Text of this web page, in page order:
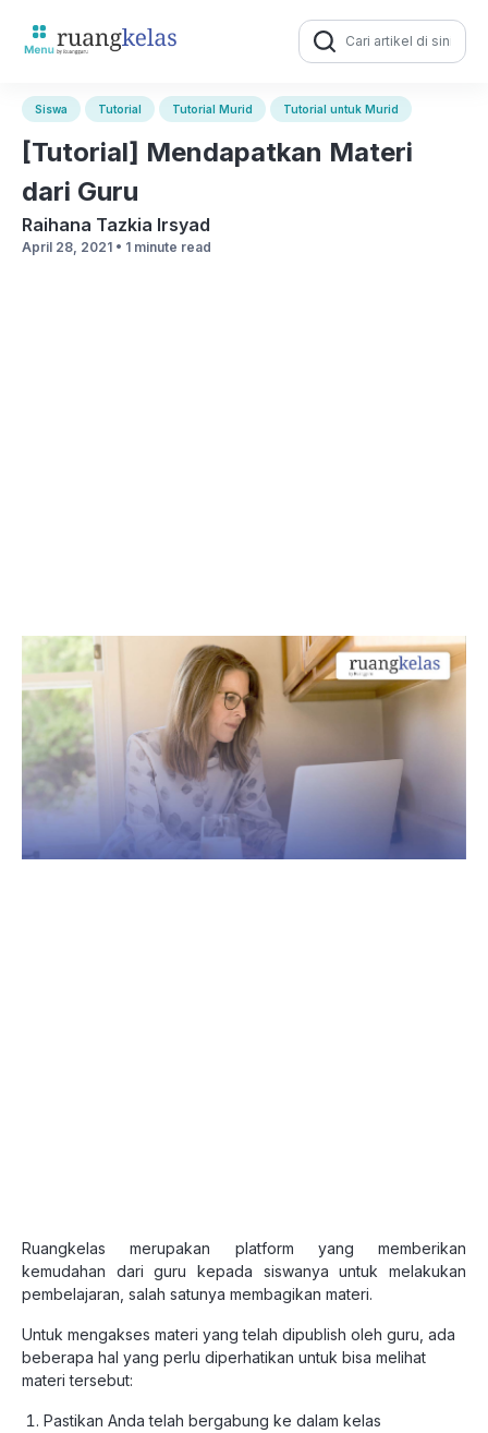
Search
for:
Siswa Tutorial Tutorial Murid Tutorial untuk Murid
[Tutorial] Mendapatkan Materi
dari Guru
Raihana Tazkia Irsyad
April 28, 2021 • 1 minute read
Ruangkelas merupakan platform yang memberikan
kemudahan dari guru kepada siswanya untuk melakukan
pembelajaran, salah satunya membagikan materi.
Untuk mengakses materi yang telah dipublish oleh guru, ada
beberapa hal yang perlu diperhatikan untuk bisa melihat
materi tersebut:
Pastikan Anda telah bergabung ke dalam kelas